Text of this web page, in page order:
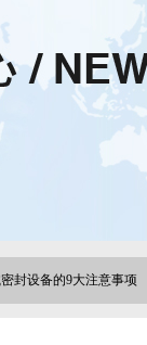
封设备的9大注意事项